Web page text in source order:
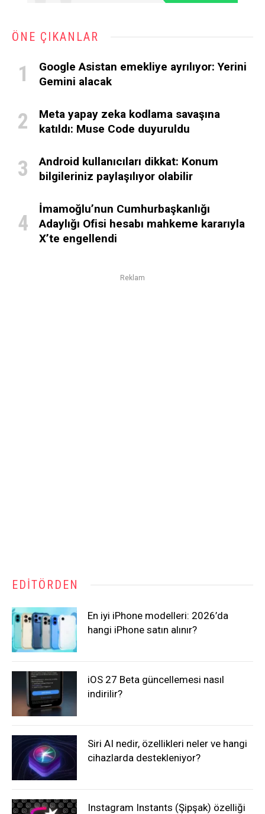
ÖNE ÇIKANLAR
Google Asistan emekliye ayrılıyor: Yerini
Gemini alacak
Meta yapay zeka kodlama savaşına
katıldı: Muse Code duyuruldu
Android kullanıcıları dikkat: Konum
bilgileriniz paylaşılıyor olabilir
İmamoğlu’nun Cumhurbaşkanlığı
Adaylığı Ofisi hesabı mahkeme kararıyla
X’te engellendi
Reklam
EDITÖRDEN
En iyi iPhone modelleri: 2026’da
hangi iPhone satın alınır?
iOS 27 Beta güncellemesi nasıl
indirilir?
Siri AI nedir, özellikleri neler ve hangi
cihazlarda destekleniyor?
Instagram Instants (Şipşak) özelliği